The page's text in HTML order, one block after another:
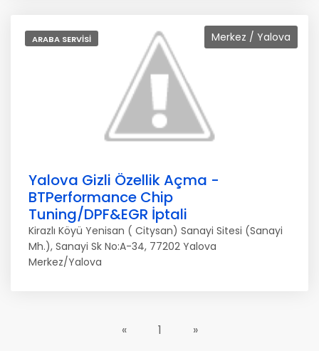
Merkez / Yalova
ARABA SERVISI
Yalova Gizli Özellik Açma -
BTPerformance Chip
Tuning/DPF&EGR İptali
Kirazlı Köyü Yenisan ( Citysan) Sanayi Sitesi (Sanayi
Mh.), Sanayi Sk No:A-34, 77202 Yalova
Merkez/Yalova
« 1 »